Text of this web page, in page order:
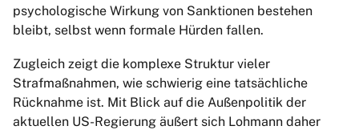
psychologische Wirkung von Sanktionen bestehen
bleibt, selbst wenn formale Hürden fallen.
Zugleich zeigt die komplexe Struktur vieler
Strafmaßnahmen, wie schwierig eine tatsächliche
Rücknahme ist. Mit Blick auf die Außenpolitik der
aktuellen US-Regierung äußert sich Lohmann daher